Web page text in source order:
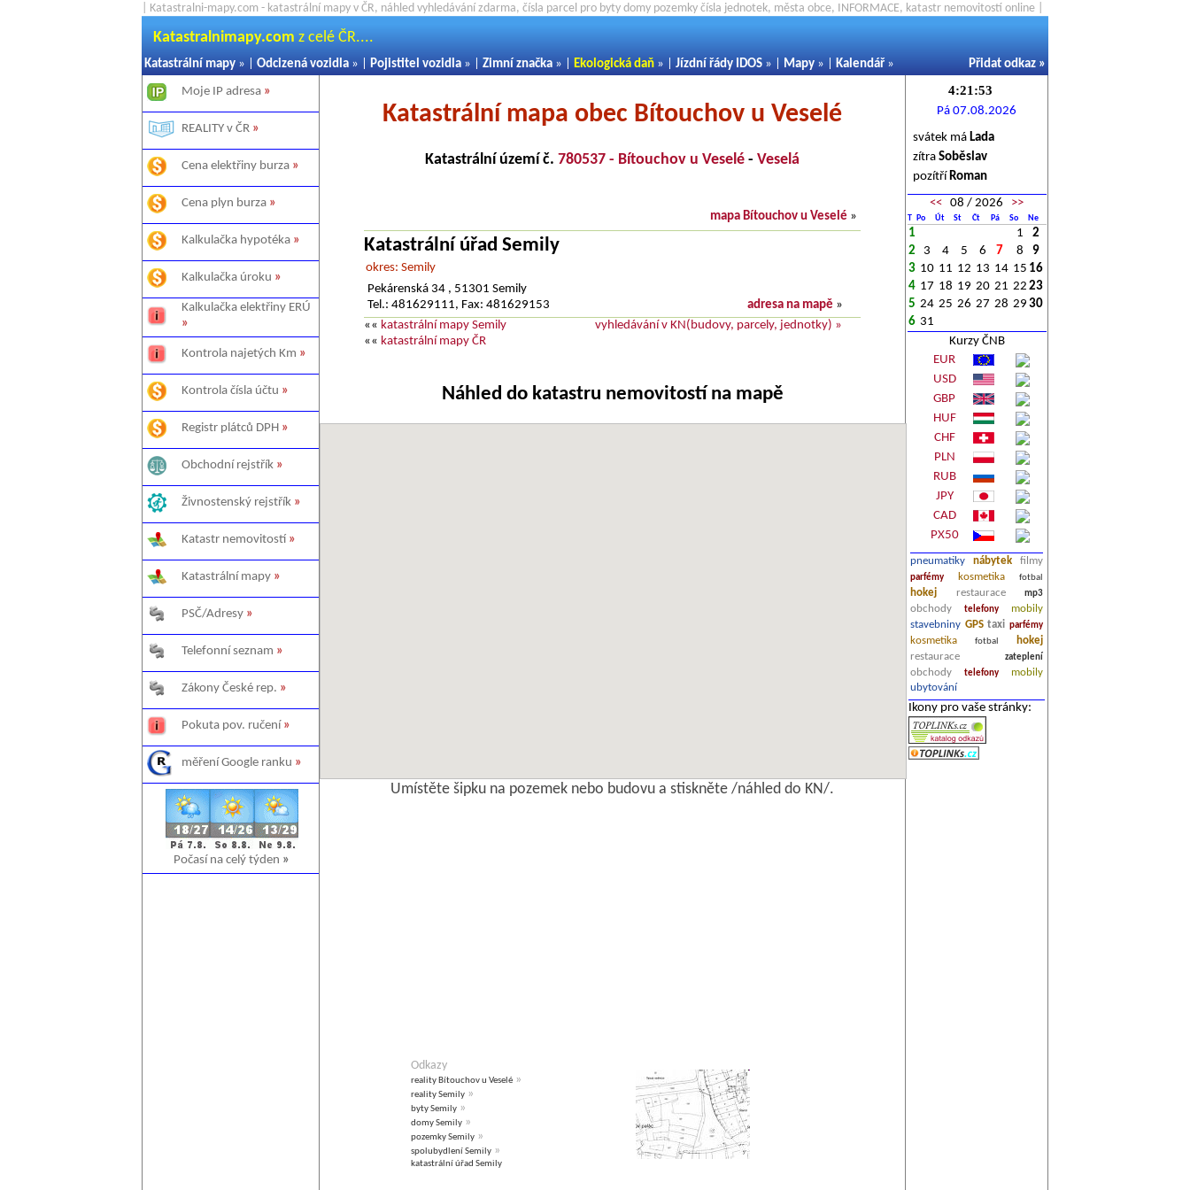
| Katastralni-mapy.com - katastrální mapy v ČR, náhled vyhledávání zdarma, čísla parcel pro byty domy pozemky čísla jednotek, města obce, INFORMACE, katastr nemovitostí online |
Katastralnimapy.com z celé ČR....
Katastrální mapy » | Odcizená vozidla » | Pojistitel vozidla » | Zimní značka » | Ekologická daň » | Jízdní řády IDOS » | Mapy » | Kalendář » Přidat odkaz »
Moje IP adresa »
REALITY v ČR »
Cena elektřiny burza »
Cena plyn burza »
Kalkulačka hypotéka »
Kalkulačka úroku »
Kalkulačka elektřiny ERÚ
»
Kontrola najetých Km »
Kontrola čísla účtu »
Registr plátců DPH »
Obchodní rejstřík »
Živnostenský rejstřík »
Katastr nemovitostí »
Katastrální mapy »
PSČ/Adresy »
Telefonní seznam »
Zákony České rep. »
Pokuta pov. ručení »
měření Google ranku »
Počasí na celý týden »
Katastrální mapa obec Bítouchov u Veselé
Katastrální území č. 780537 - Bítouchov u Veselé - Veselá
mapa Bítouchov u Veselé »
Katastrální úřad Semily
okres: Semily
Pekárenská 34 , 51301 Semily
Tel.: 481629111, Fax: 481629153
adresa na mapě »
«« katastrální mapy Semily
«« katastrální mapy ČR
vyhledávání v KN(budovy, parcely, jednotky) »
Náhled do katastru nemovitostí na mapě
Umístěte šipku na pozemek nebo budovu a stiskněte /náhled do KN/.
Odkazy
reality Bítouchov u Veselé »
reality Semily »
byty Semily »
domy Semily »
pozemky Semily »
spolubydlení Semily »
katastrální úřad Semily
Pá 07.08.2026
svátek má Lada
zítra Soběslav
pozítří Roman
<< 08 / 2026 >>
T Po Út St Čt Pá So Ne
1 1
2
2
3 4 5 6 7 8
9
3 10 11 12 13 14 15 16
4 17 18 19 20 21 22 23
5 24 25 26 27 28 29 30
6 31
Kurzy ČNB
EUR
USD
GBP
HUF
CHF
PLN
RUB
JPY
CAD
PX50
pneumatiky nábytek filmy
parfémy kosmetika fotbal
hokej restaurace mp3
obchody telefony
mobily
stavebniny GPS taxi parfémy
kosmetika fotbal
hokej
restaurace
zateplení
obchody telefony
mobily
ubytování
Ikony pro vaše stránky: